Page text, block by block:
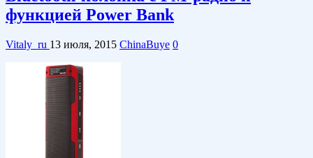
функцией Power Bank
Vitaly_ru 13 июля, 2015 ChinaBuye 0